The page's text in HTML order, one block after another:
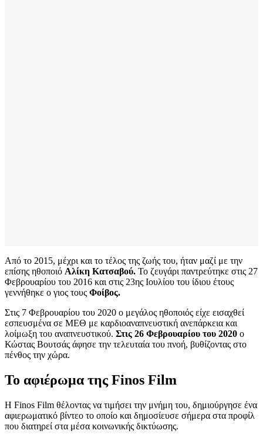
Από το 2015, μέχρι και το τέλος της ζωής του, ήταν μαζί με την
επίσης ηθοποιό Αλίκη Κατσαβού. Το ζευγάρι παντρεύτηκε στις 27
Φεβρουαρίου του 2016 και στις 23ης Ιουλίου του ίδιου έτους
γεννήθηκε ο γιος τους Φοίβος.
Στις 7 Φεβρουαρίου του 2020 ο μεγάλος ηθοποιός είχε εισαχθεί
εσπευσμένα σε ΜΕΘ με καρδιοαναπνευστική ανεπάρκεια και
λοίμωξη του αναπνευστικού. Στις 26 Φεβρουαρίου του 2020 ο
Κώστας Βουτσάς άφησε την τελευταία του πνοή, βυθίζοντας στο
πένθος την χώρα.
Το αφιέρωμα της Finos Film
Η Finos Film θέλοντας να τιμήσει την μνήμη του, δημιούργησε ένα
αφιερωματικό βίντεο το οποίο και δημοσίευσε σήμερα στα προφίλ
που διατηρεί στα μέσα κοινωνικής δικτύωσης.